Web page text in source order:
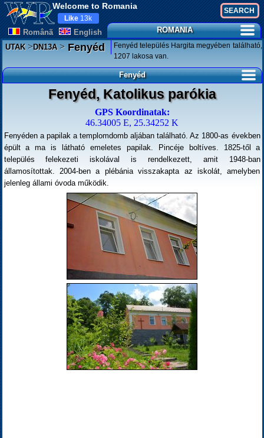
Welcome to Romania
Românã English
Like 13k
ROMANIA
UTAK>DN13A>Fenyéd
Fenyéd település Hargita megyében található,
1207 lakosa van.
Fenyéd
Fenyéd, Katolikus parókia
GPS Koordinatak:
46.34005 E, 25.34252 K
Fenyéden a papilak a templomdomb aljában található. Az 1800-as években
épült a ma is látható emeletes papilak. Pincéje boltíves. 1825-től a
település felekezeti iskolával is rendelkezett, amit 1948-ban
államosítottak. 2004-ben a plébánia visszakapta az iskolát, amelyben
jelenleg állami óvoda működik.